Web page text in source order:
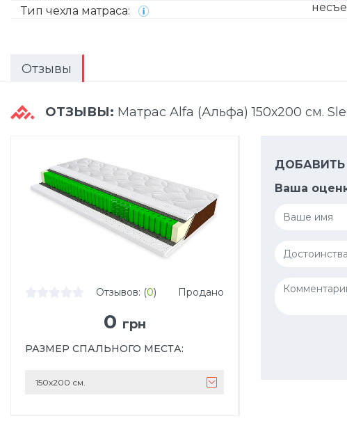
Тип чехла матраса:
Отзывы
ОТЗЫВЫ: Матрас Alfa (Альфа) 150х200 см.
Отзывов: (0) Продано
0 грн
РАЗМЕР СПАЛЬНОГО МЕСТА:
150х200 см.
Ваша